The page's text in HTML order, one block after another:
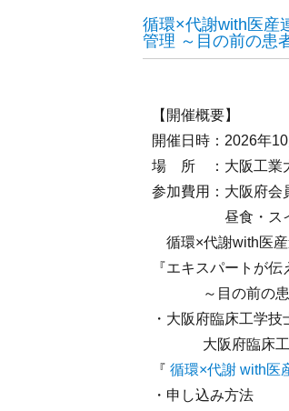
循環×代謝with医産
管理 ～目の前の患
【開催概要】
開催日時：2026年
場 所 ：大阪工業
参加費用：大阪府
昼食・スイー
循環×代謝with医産
『エキスパートが
～目の前の患者
・大阪府臨床工学
大阪府臨床工
『 循環×代謝 with医
・申し込み方法